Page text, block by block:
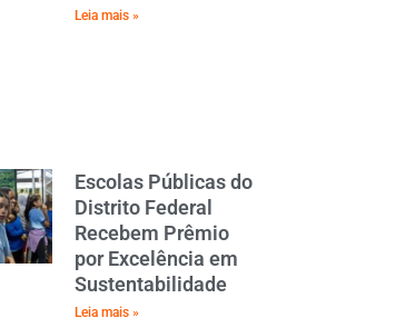
Leia mais »
Escolas Públicas do
Distrito Federal
Recebem Prêmio
por Excelência em
Sustentabilidade
Leia mais »